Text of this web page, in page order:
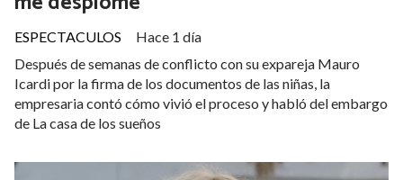
ESPECTACULOS
Hace 1 día
Después de semanas de conflicto con su expareja Mauro
Icardi por la firma de los documentos de las niñas, la
empresaria contó cómo vivió el proceso y habló del embargo
de La casa de los sueños